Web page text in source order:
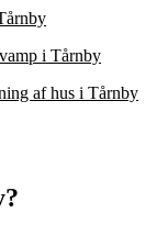
i Tårnby
af hus i Tårnby